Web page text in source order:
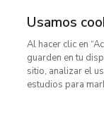
MENÚ
contenido
principal
Usamos
Al hacer clic en
guarden en tu
sitio, analizar el
estudios para